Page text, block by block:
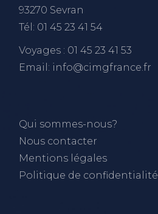
93270 Sevran
Tél: 01 45 23 41 54
Voyages : 01 45 23 41 53
Email: info@cimgfrance.fr
Qui sommes-nous?
Nous contacter
Mentions légales
Politique de confidentialité